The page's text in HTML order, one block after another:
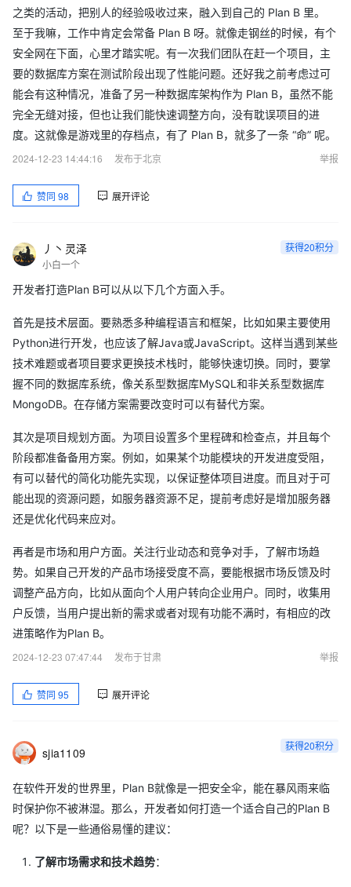
之类的活动，把别人的经验吸收过来，融入到自己的 Plan B 里。
至于我嘛，工作中肯定会常备 Plan B 呀。就像走钢丝的时候，有个
安全网在下面，心里才踏实呢。有一次我们团队在赶一个项目，主
要的数据库方案在测试阶段出现了性能问题。还好我之前考虑过可
能会有这种情况，准备了另一种数据库架构作为 Plan B，虽然不能
完全无缝对接，但也让我们能快速调整方向，没有耽误项目的进
度。这就像是游戏里的存档点，有了 Plan B，就多了一条 “命” 呢。
2024-12-23 14:44:16
发布于北京 举报
赞同 98 展开评论
丿丶灵泽
小白一个
获得20积分
开发者打造Plan B可以从以下几个方面入手。
首先是技术层面。要熟悉多种编程语言和框架，比如如果主要使用
Python进行开发，也应该了解Java或JavaScript。这样当遇到某些
技术难题或者项目要求更换技术栈时，能够快速切换。同时，要掌
握不同的数据库系统，像关系型数据库MySQL和非关系型数据库
MongoDB。在存储方案需要改变时可以有替代方案。
其次是项目规划方面。为项目设置多个里程碑和检查点，并且每个
阶段都准备备用方案。例如，如果某个功能模块的开发进度受阻，
有可以替代的简化功能先实现，以保证整体项目进度。而且对于可
能出现的资源问题，如服务器资源不足，提前考虑好是增加服务器
还是优化代码来应对。
再者是市场和用户方面。关注行业动态和竞争对手，了解市场趋
势。如果自己开发的产品市场接受度不高，要能根据市场反馈及时
调整产品方向，比如从面向个人用户转向企业用户。同时，收集用
户反馈，当用户提出新的需求或者对现有功能不满时，有相应的改
进策略作为Plan B。
2024-12-23 07:47:44
发布于甘肃 举报
赞同 95 展开评论
sjia1109 获得20积分
在软件开发的世界里，Plan B就像是一把安全伞，能在暴风雨来临
时保护你不被淋湿。那么，开发者如何打造一个适合自己的Plan B
呢？以下是一些通俗易懂的建议：
了解市场需求和技术趋势：